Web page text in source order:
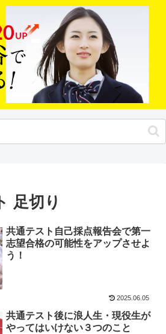
足切り
共通テスト自己採点報告会で第一
志望合格の可能性をアップさせよ
う！
2025.06.05
共通テスト後に浪人生・現役生が
やってはいけない３つのこと